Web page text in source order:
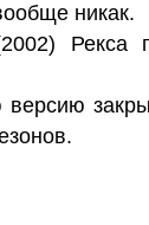
никак.
Рекса
версию